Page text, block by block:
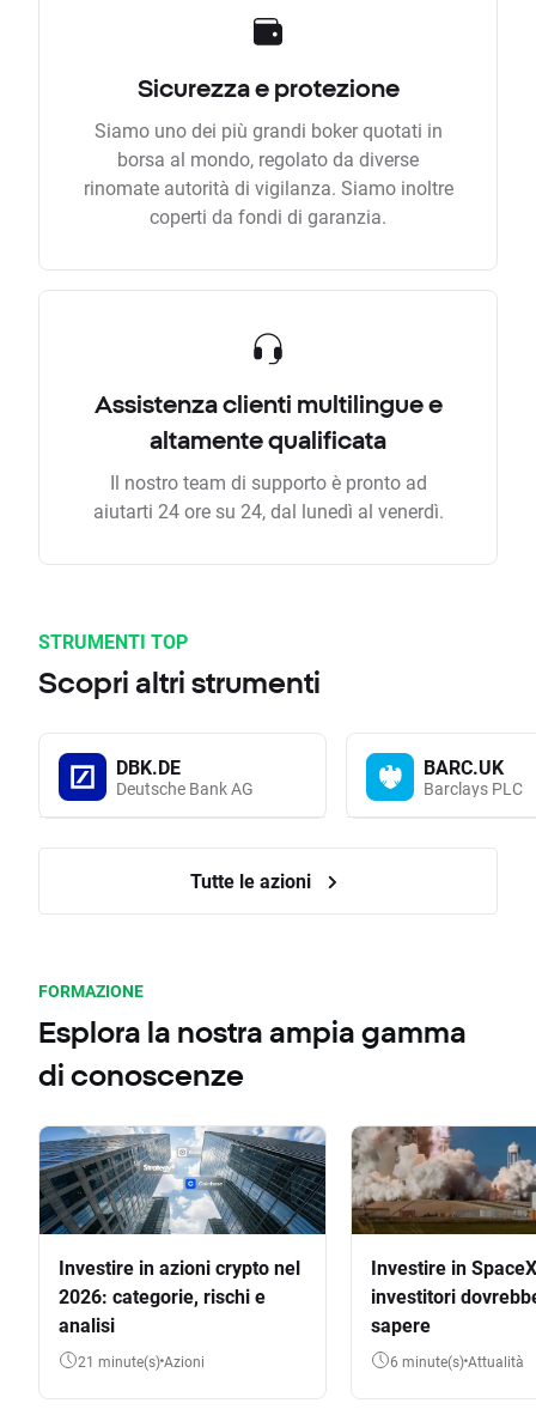
Sicurezza e protezione
Siamo uno dei più grandi boker quotati in
borsa al mondo, regolato da diverse
rinomate autorità di vigilanza. Siamo inoltre
coperti da fondi di garanzia.
Assistenza clienti multilingue e
altamente qualificata
Il nostro team di supporto è pronto ad
aiutarti 24 ore su 24, dal lunedì al venerdì.
STRUMENTI TOP
Scopri altri strumenti
DBK.DE
Deutsche Bank AG
BARC.UK
Barclays PLC
Tutte le azioni
FORMAZIONE
Esplora la nostra ampia gamma
di conoscenze
Investire in azioni crypto nel
2026: categorie, rischi e
analisi
21 minute(s) Azioni
Investire in
investitori
sapere
6 minute(s) Attualità